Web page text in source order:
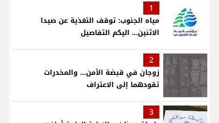
1
مياه الجنوب: توقف التغذية عن صيدا
الاثنين... اليكم التفاصيل
2
زوجان في قبضة الأمن... والمخدرات
تقودهما إلى الاعتراف
3